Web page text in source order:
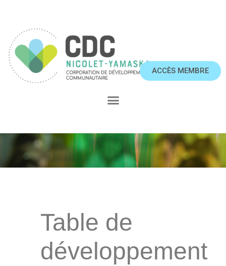
ACCÈS MEMBRE
Table de
développement